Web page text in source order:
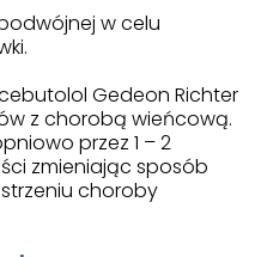
w celu
Gedeon Richter
z chorobą wieńcową.
przez 1 – 2
zmieniając sposób
choroby